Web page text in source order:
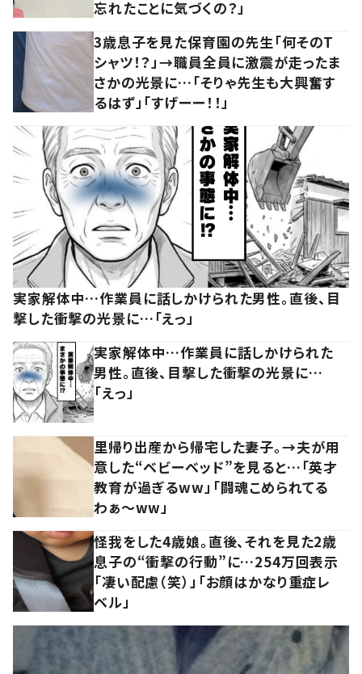
忘れたことに気づくの？」
3歳息子を見た保育園の先生「何そのT
シャツ！？」→職員全員に激震が走ったま
さかの光景に…「そりゃ先生も大興奮す
るはず」「すげーー！！」
実家解体中…作業員に話しかけられた男性。直後、目
撃した衝撃の光景に…「えっ」
実家解体中…作業員に話しかけられた
男性。直後、目撃した衝撃の光景に…
「えっ」
里帰り出産から帰宅した妻子。→夫が用
意した“ベビーベッド”を見ると…「英才
教育が過ぎるww」「闘魂こめられてる
わぁ～ww」
怪我をした4歳娘。直後、それを見た2歳
息子の“衝撃の行動”に…254万回表示
「凄い配慮（笑）」「お顔はかなり重症レ
ベル」